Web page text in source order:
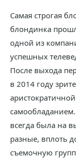
Самая строгая
блондинка
одной из
успешных
После выхода
в 2014 году
всегда была на
разные, вплоть
съемочную